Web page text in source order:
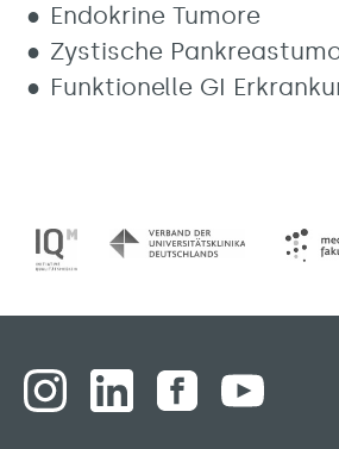
Endokrine Tumore
Zystische
Funktionelle GI